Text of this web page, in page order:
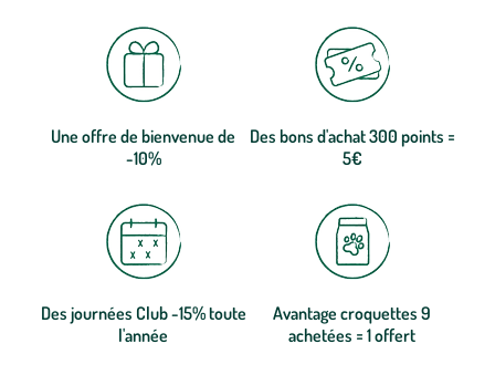
Une offre de bienvenue de
-10%
Des bons d'achat 300 points =
5€
Des journées Club -15% toute
l'année
Avantage croquettes 9
achetées = 1 offert